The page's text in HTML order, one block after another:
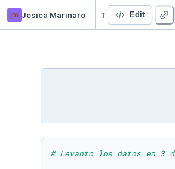
jm Jesica Marinaro Edit
# Levanto los datos en 3